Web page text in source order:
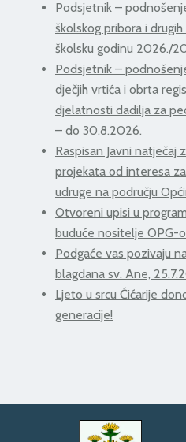
Podsjetnik –
školskog pribora i
školsku godinu 2026./
Podsjetnik –
dječjih vrtića i obrta
djelatnosti dadilja za
– do 30.8.2026.
Raspisan Javni natječaj
projekata od interesa
udruge na području
Otvoreni upisi u
buduće nositelje OPG-
Podgaće vas pozivaju
blagdana sv. Ane,
Ljeto u srcu Ćićarije
generacije!